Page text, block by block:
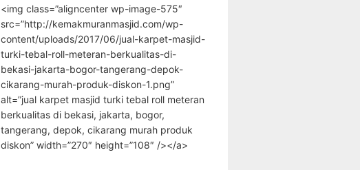
<img class=”aligncenter wp-image-575″
src=”http://kemakmuranmasjid.com/wp-
content/uploads/2017/06/jual-karpet-masjid-
turki-tebal-roll-meteran-berkualitas-di-
bekasi-jakarta-bogor-tangerang-depok-
cikarang-murah-produk-diskon-1.png”
alt=”jual karpet masjid turki tebal roll meteran
berkualitas di bekasi, jakarta, bogor,
tangerang, depok, cikarang murah produk
diskon” width=”270″ height=”108″ /></a>